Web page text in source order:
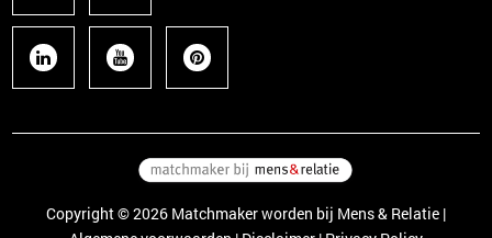
Copyright © 2026 Matchmaker worden bij Mens & Relatie |